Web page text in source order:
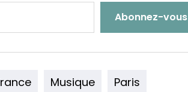
Abonnez-vous
Musique Paris